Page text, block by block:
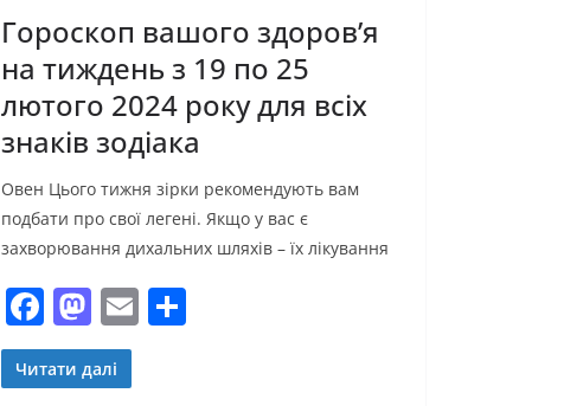
Гороскоп вашого здоров’я
на тиждень з 19 по 25
лютого 2024 року для всіх
знаків зодіака
Овен Цього тижня зірки рекомендують вам
подбати про свої легені. Якщо у вас є
захворювання дихальних шляхів – їх лікування
F
a
c
M
a
st
E П
Читати далі